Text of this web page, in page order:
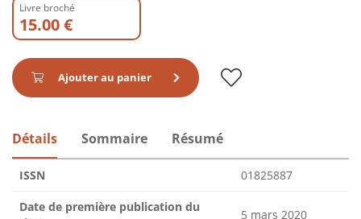
Livre broché
15.00 €
Ajouter au panier
Détails Sommaire Résumé
ISSN 01825887
Date de première publication du
5 mars 2020